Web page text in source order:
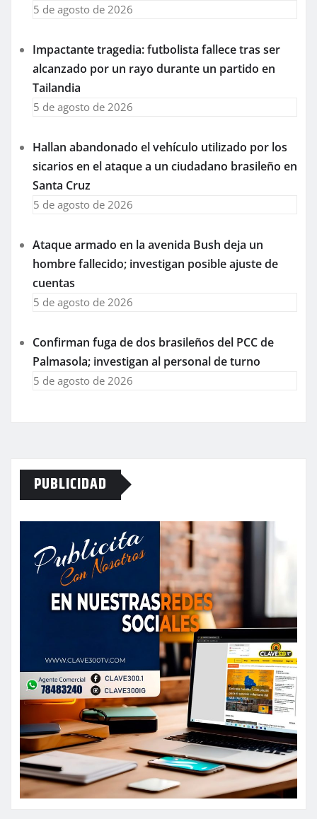
5 de agosto de 2026
Impactante tragedia: futbolista fallece tras ser
alcanzado por un rayo durante un partido en
Tailandia
5 de agosto de 2026
Hallan abandonado el vehículo utilizado por los
sicarios en el ataque a un ciudadano brasileño en
Santa Cruz
5 de agosto de 2026
Ataque armado en la avenida Bush deja un
hombre fallecido; investigan posible ajuste de
cuentas
5 de agosto de 2026
Confirman fuga de dos brasileños del PCC de
Palmasola; investigan al personal de turno
5 de agosto de 2026
PUBLICIDAD